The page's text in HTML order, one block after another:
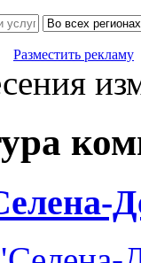
Разместить рекламу